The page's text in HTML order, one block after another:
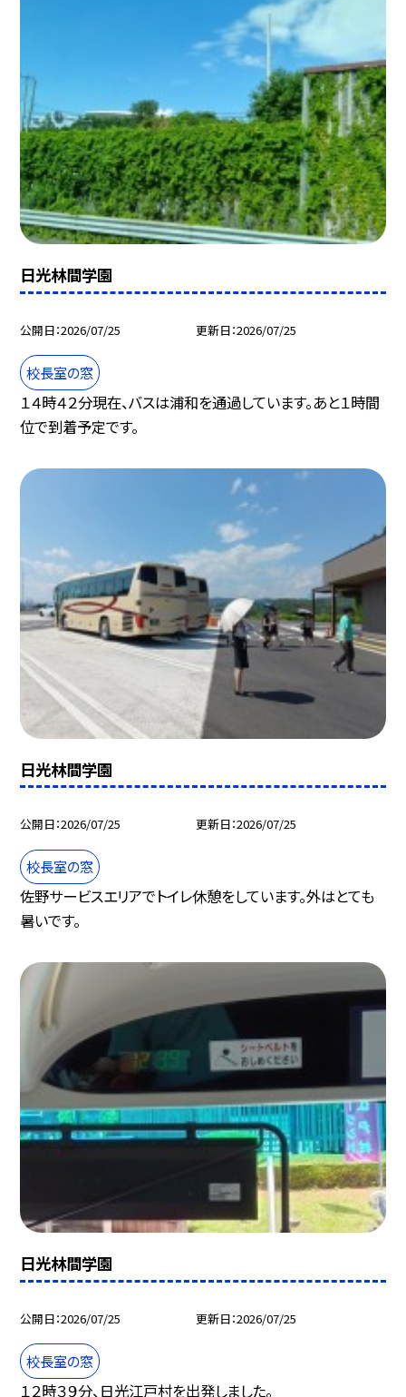
日光林間学園
公開日 2026/07/25 更新日 2026/07/25
校長室の窓
１４時４２分現在、バスは浦和を通過しています。あと１時間
位で到着予定です。
日光林間学園
公開日 2026/07/25 更新日 2026/07/25
校長室の窓
佐野サービスエリアでトイレ休憩をしています。外はとても
暑いです。
日光林間学園
公開日 2026/07/25 更新日 2026/07/25
校長室の窓
１２時３９分、日光江戸村を出発しました。